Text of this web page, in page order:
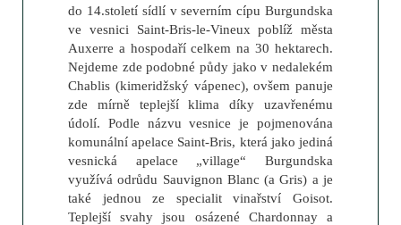
do 14.století sídlí v severním cípu Burgundska
ve vesnici Saint-Bris-le-Vineux poblíž města
Auxerre a hospodaří celkem na 30 hektarech.
Nejdeme zde podobné půdy jako v nedalekém
Chablis (kimeridžský vápenec), ovšem panuje
zde mírně teplejší klima díky uzavřenému
údolí. Podle názvu vesnice je pojmenována
komunální apelace Saint-Bris, která jako jediná
vesnická apelace „village“ Burgundska
využívá odrůdu Sauvignon Blanc (a Gris) a je
také jednou ze specialit vinařství Goisot.
Teplejší svahy jsou osázené Chardonnay a